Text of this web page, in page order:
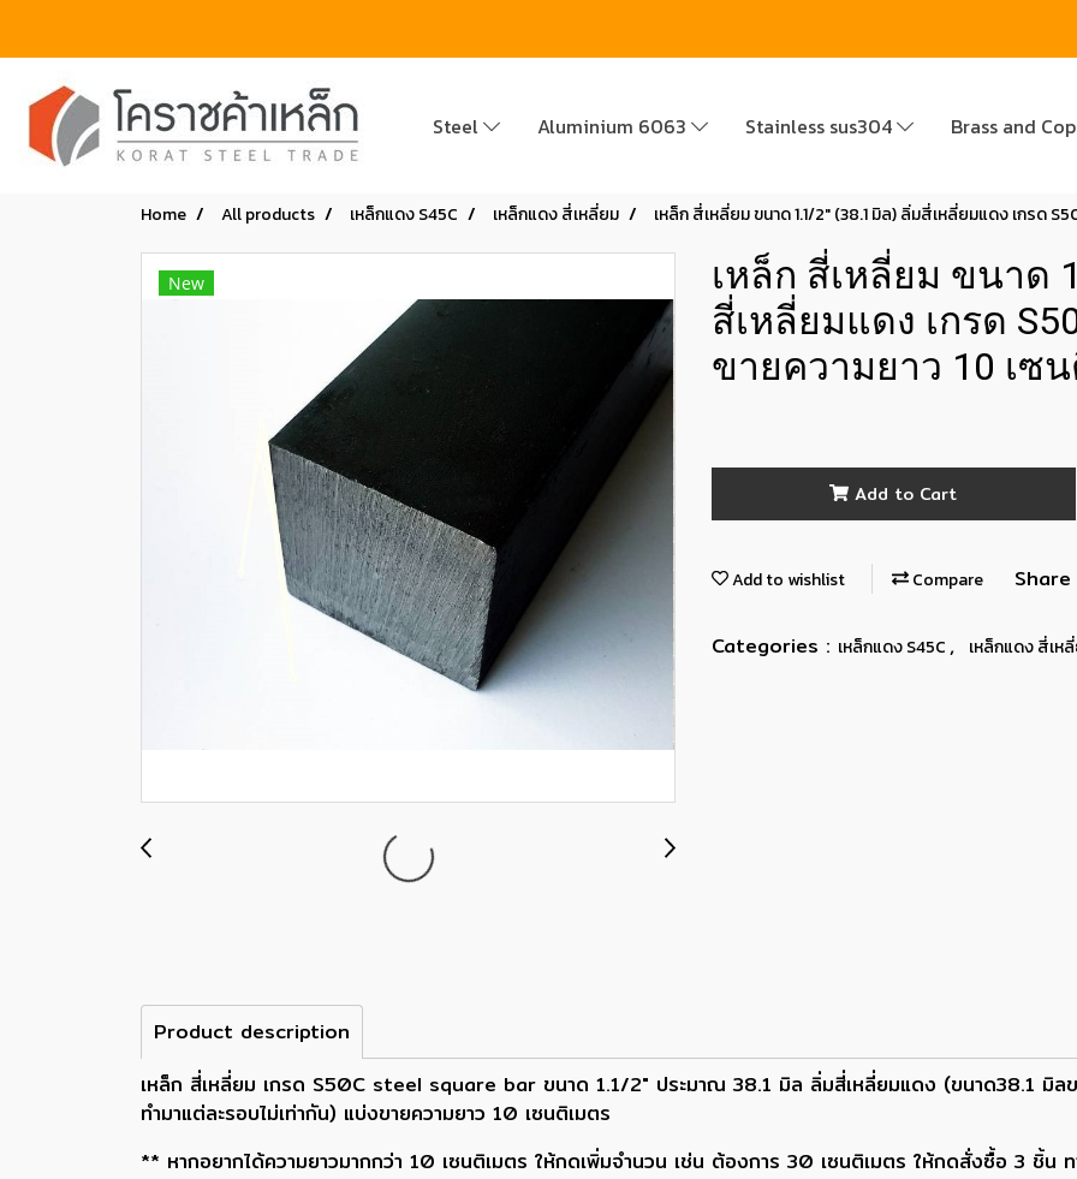
Steel Aluminium 6063 Stainless sus304 Brass and
Home All products เหล็กแดง S45C เหล็กแดง สี่เหลี่ยม เหล็ก สี่เหลี่ยม ขนาด 1.1/2" (38.1 มิล) ลิ่มสี่เหลี่ยมแดง เกรด
New
เหล็ก สี่เหลี่ยม ขนาด
สี่เหลี่ยมแดง เกรด
ขายความยาว 10 เซ
Add to Cart
Add to wishlist Compare Share
Categories : เหล็กแดง S45C , เหล็กแดง สี่เห
Product description
เหล็ก สี่เหลี่ยม เกรด S50C steel square bar ขนาด 1.1/2" ประมาณ 38.1 มิล ลิ่มสี่เหลี่ยมแดง (ขนาด38.1 มิลข
ทำมาแต่ละรอบไม่เท่ากัน) แบ่งขายความยาว 10 เซนติเมตร
** หากอยากได้ความยาวมากกว่า 10 เซนติเมตร ให้กดเพิ่มจำนวน เช่น ต้องการ 30 เซนติเมตร ให้กดสั่งซื้อ 3 ชิ้น